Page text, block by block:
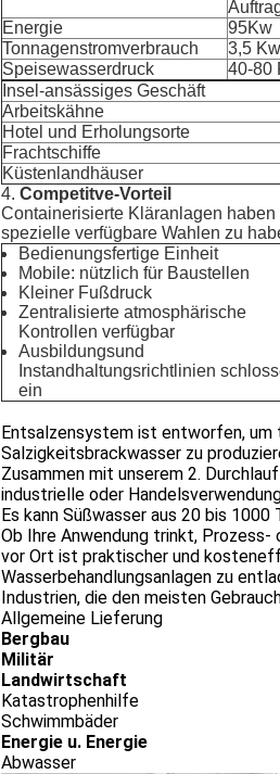
Energie
95Kw
Tonnagenstromverbrauch
3,5
Speisewasserdruck
40-80
Insel-ansässiges Geschäft
Arbeitskähne
Hotel und Erholungsorte
Frachtschiffe
Küstenlandhäuser
4. Competitve-Vorteil
Containerisierte Kläranlagen
spezielle verfügbare Wahlen zu
Bedienungsfertige Einheit
Mobile: nützlich für Baustellen
Kleiner Fußdruck
Zentralisierte atmosphärische
Kontrollen verfügbar
Ausbildungsund
Instandhaltungsrichtlinien
ein
Entsalzensystem ist entworfen, um
Salzigkeitsbrackwasser zu
Zusammen mit unserem 2.
industrielle oder
Es kann Süßwasser aus 20 bis
Ob Ihre Anwendung trinkt,
vor Ort ist praktischer und
Wasserbehandlungsanlagen zu
Industrien, die den meisten
Allgemeine Lieferung
Bergbau
Militär
Landwirtschaft
Katastrophenhilfe
Schwimmbäder
Energie u. Energie
Abwasser